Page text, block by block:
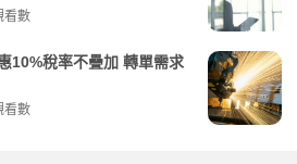
看數
10%稅率不疊加 轉單需求
看數